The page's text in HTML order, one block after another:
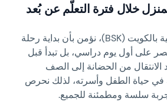
خلال فترة التعلّم عن بُعد
في المدرسة البريطانية بالكويت (BSK)، نؤمن بأن بداية رحلة
على أول يوم دراسي، بل تبدأ قبل
من الحضانة إلى الصف
في حياة الطفل وأسرته، لذلك نحرص
سلسة ومطمئنة للجميع.